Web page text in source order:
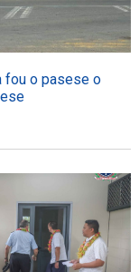
fou o pasese o